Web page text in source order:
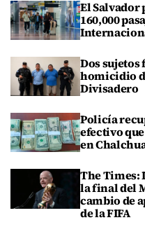
El
160,000
Dos
homicidio
Divisadero
Policía
efectivo
en
The Times:
la final del
cambio de
de la FIFA